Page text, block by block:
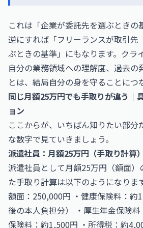
これは「企業が委託先を選ぶときの
逆にすれば「フリーランスが取引先
ぶときの基準」にもなります。クラ
自分の業務領域への理解度、過去の
とは、結局自分の身を守ることにつ
同じ月額25万円でも手取りが違う｜
ョン
ここからが、いちばん知りたい部分
な数字で見ていきましょう。
派遣社員：月額25万円（手取り計算）
派遣社員として月額25万円（額面）
た手取り計算は以下のようになります
額面：250,000円 ・健康保険料：約
後の本人負担分） ・厚生年金保険
保険料：約1,500円 ・所得税：約